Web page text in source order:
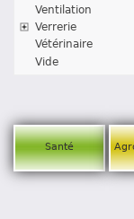
Ventilation
Verrerie
Vétérinaire
Vide
Santé